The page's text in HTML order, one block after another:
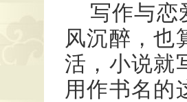
写作与恋
风沉醉，也
活，小说就
用作书名的